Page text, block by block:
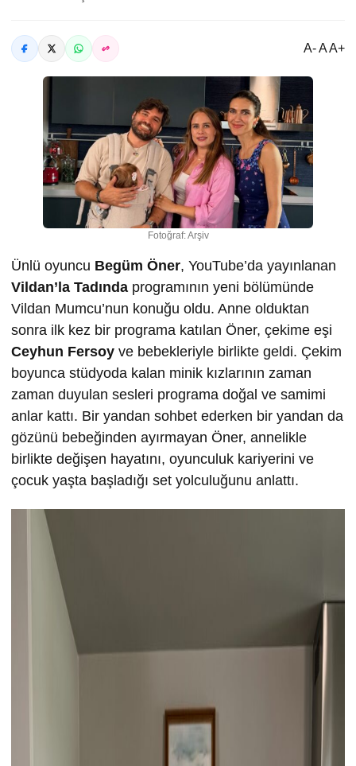
A- A A+
Fotoğraf: Arşiv
Ünlü oyuncu Begüm Öner, YouTube’da yayınlanan
Vildan’la Tadında programının yeni bölümünde
Vildan Mumcu’nun konuğu oldu. Anne olduktan
sonra ilk kez bir programa katılan Öner, çekime eşi
Ceyhun Fersoy ve bebekleriyle birlikte geldi. Çekim
boyunca stüdyoda kalan minik kızlarının zaman
zaman duyulan sesleri programa doğal ve samimi
anlar kattı. Bir yandan sohbet ederken bir yandan da
gözünü bebeğinden ayırmayan Öner, annelikle
birlikte değişen hayatını, oyunculuk kariyerini ve
çocuk yaşta başladığı set yolculuğunu anlattı.